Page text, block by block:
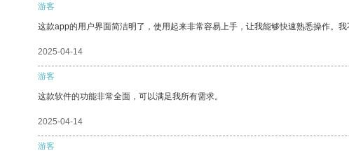
游客
这款app的用户界面简洁明了，使用起来非常容易上手，让我能够快速熟悉操作。
2025-04-14
游客
这款软件的功能非常全面，可以满足我所有需求。
2025-04-14
游客